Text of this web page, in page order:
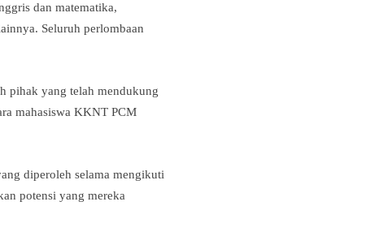
dan matematika,
Seluruh perlombaan
pihak yang telah mendukung
mahasiswa KKNT PCM
diperoleh selama mengikuti
potensi yang mereka